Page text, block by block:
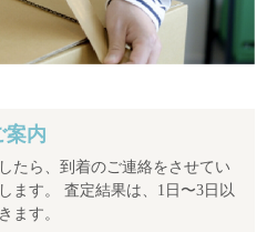
案内
たら、到着のご連絡をさせてい
ます。 査定結果は、1日〜3日以
ます。